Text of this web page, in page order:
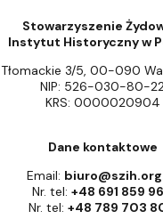
Stowarzyszenie
Instytut Historyczny w
Tłomackie 3/5, 00-090
NIP: 526-030-80-22
KRS: 0000020904
Dane kontaktowe
Email:
Nr. tel: +48 691 859
Nr. tel: +48 789 703